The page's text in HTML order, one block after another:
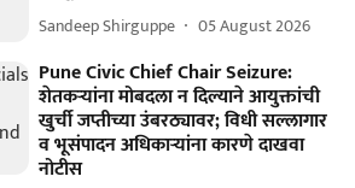
Sandeep Shirguppe 05 August 2026
Pune Civic Chief Chair Seizure:
शेतकऱ्यांना मोबदला न दिल्याने आयुक्तांची
खुर्ची जप्तीच्या उंबरठ्यावर; विधी सल्लागार
व भूसंपादन अधिकाऱ्यांना कारणे दाखवा
नोटीस